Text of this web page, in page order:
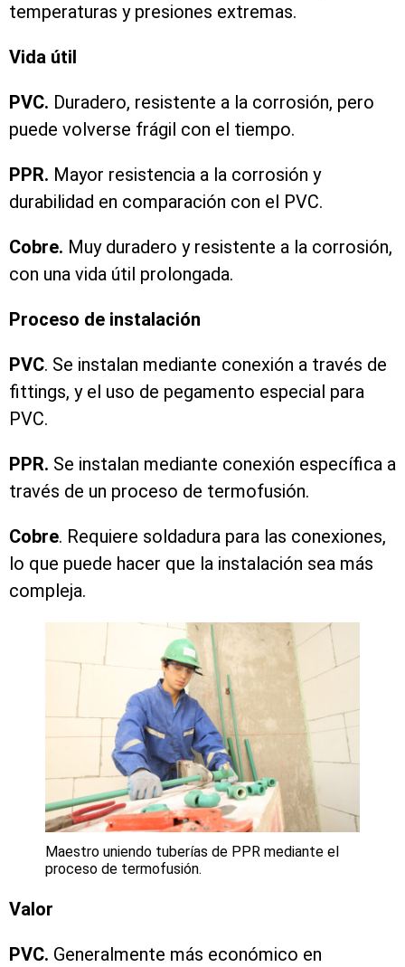
temperaturas y presiones extremas.
Vida útil
PVC. Duradero, resistente a la corrosión, pero
puede volverse frágil con el tiempo.
PPR. Mayor resistencia a la corrosión y
durabilidad en comparación con el PVC.
Cobre. Muy duradero y resistente a la corrosión,
con una vida útil prolongada.
Proceso de instalación
PVC. Se instalan mediante conexión a través de
fittings, y el uso de pegamento especial para
PVC.
PPR. Se instalan mediante conexión específica a
través de un proceso de termofusión.
Cobre. Requiere soldadura para las conexiones,
lo que puede hacer que la instalación sea más
compleja.
Maestro uniendo tuberías de PPR mediante el
proceso de termofusión.
Valor
PVC. Generalmente más económico en